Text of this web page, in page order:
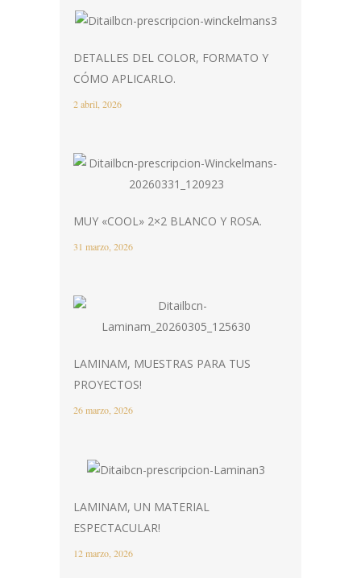
DETALLES DEL COLOR, FORMATO Y
CÓMO APLICARLO.
2 abril, 2026
MUY «COOL» 2×2 BLANCO Y ROSA.
31 marzo, 2026
LAMINAM, MUESTRAS PARA TUS
PROYECTOS!
26 marzo, 2026
LAMINAM, UN MATERIAL
ESPECTACULAR!
12 marzo, 2026